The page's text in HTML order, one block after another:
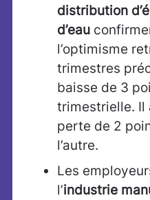
distribution
d’eau
l’optimisme
trimestres
baisse de 3
trimestrielle. Il
perte de 2
l’autre.
Les
l’industrie